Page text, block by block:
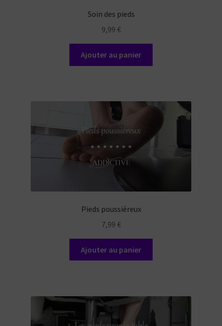
Soin des pieds
9,99 €
Ajouter au panier
Pieds poussiéreux
7,99 €
Ajouter au panier